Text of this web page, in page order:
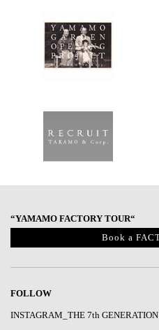
“YAMAMO FACTORY TOUR“
Book a
FOLLOW
INSTAGRAM_THE 7th GENERATION